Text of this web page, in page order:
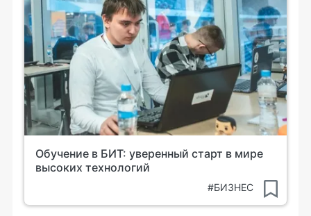
Обучение в БИТ: уверенный старт в мире
высоких технологий
#БИЗНЕС